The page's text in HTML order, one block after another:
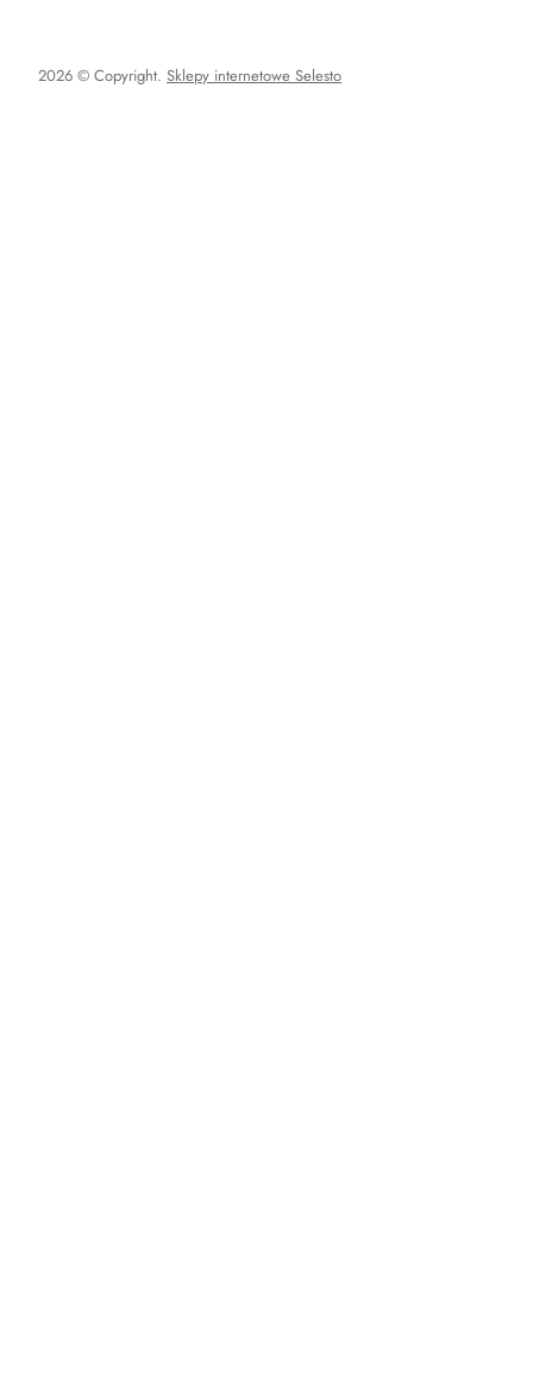
2026 © Copyright. Sklepy internetowe Selesto